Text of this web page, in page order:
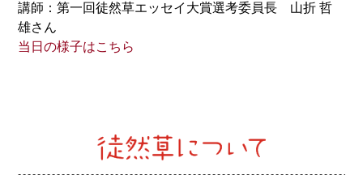
講師：第一回徒然草エッセイ大賞選考委員長 山折 哲
雄さん
当日の様子はこちら